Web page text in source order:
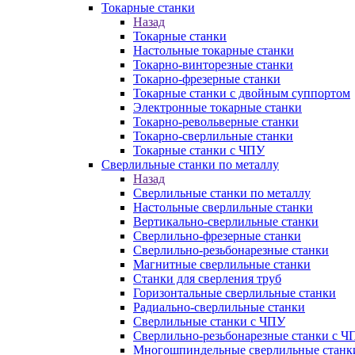
Токарные станки
Назад
Токарные станки
Настольные токарные станки
Токарно-винторезные станки
Токарно-фрезерные станки
Токарные станки с двойным суппортом
Электронные токарные станки
Токарно-револьверные станки
Токарно-сверлильные станки
Токарные станки с ЧПУ
Сверлильные станки по металлу
Назад
Сверлильные станки по металлу
Настольные сверлильные станки
Вертикально-сверлильные станки
Сверлильно-фрезерные станки
Сверлильно-резьбонарезные станки
Магнитные сверлильные станки
Станки для сверления труб
Горизонтальные сверлильные станки
Радиально-сверлильные станки
Сверлильные станки с ЧПУ
Сверлильно-резьбонарезные станки с
Многошпиндельные сверлильные